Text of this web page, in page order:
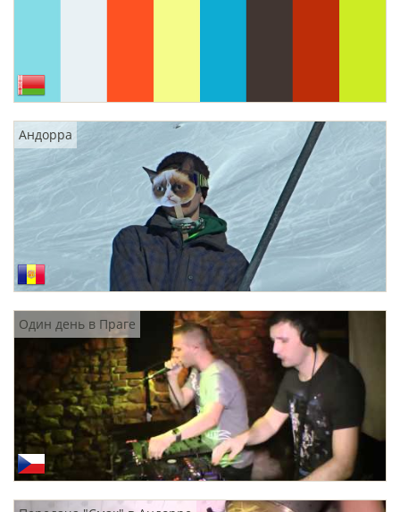
Андорра
Один день в Праге